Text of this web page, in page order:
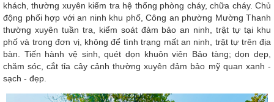
khách, thường xuyên kiểm tra hệ thống phòng cháy, chữa cháy. Chủ
động phối hợp với an ninh khu phố, Công an phường Mường Thanh
thường xuyên tuần tra, kiểm soát đảm bảo an ninh, trật tự tại khu
phố và trong đơn vị, không để tình trạng mất an ninh, trật tự trên địa
bàn. Tiến hành vệ sinh, quét dọn khuôn viên Bảo tàng; dọn dẹp,
chăm sóc, cắt tỉa cây cảnh thường xuyên đảm bảo mỹ quan xanh -
sạch - đẹp.